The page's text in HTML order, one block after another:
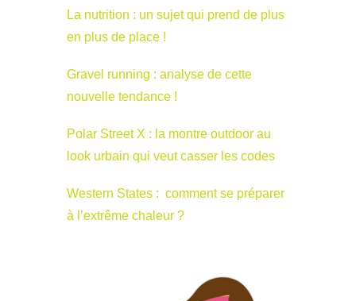
La nutrition : un sujet qui prend de plus
en plus de place !
Gravel running : analyse de cette
nouvelle tendance !
Polar Street X : la montre outdoor au
look urbain qui veut casser les codes
Western States : comment se préparer
à l’extrême chaleur ?